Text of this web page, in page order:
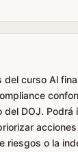
curso Al
DOJ.
riesgos o la